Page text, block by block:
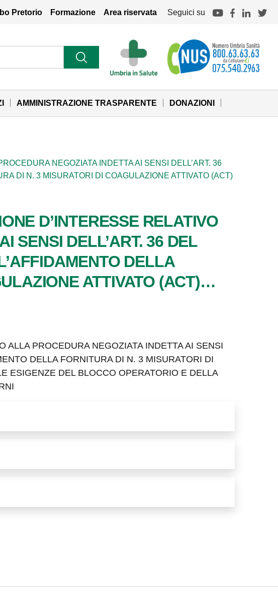
Pretorio Formazione Area riservata Seguici su
AMMINISTRAZIONE TRASPARENTE
DONAZIONI
NEGOZIATA INDETTA AI SENSI DELL’ART. 36
DI N. 3 MISURATORI DI COAGULAZIONE ATTIVATO (ACT)
D’INTERESSE RELATIVO
SENSI DELL’ART. 36 DEL
DELLA
ATTIVATO (ACT)…
ALLA PROCEDURA NEGOZIATA INDETTA AI SENSI
DELLA FORNITURA DI N. 3 MISURATORI DI
ESIGENZE DEL BLOCCO OPERATORIO E DELLA